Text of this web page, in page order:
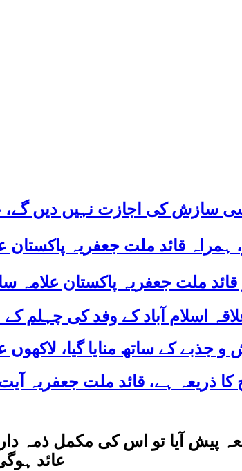
سازش کی اجازت نہیں دیں
قائد ملت جعفریہ
اسلام آباد کے وفد کی
پیش آیا تو اس کی مکمل ذمہ
عائد